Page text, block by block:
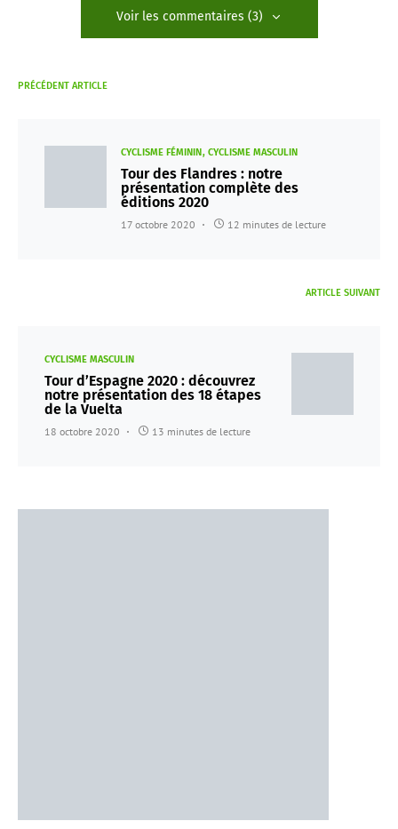
Voir les commentaires (3)
PRÉCÉDENT ARTICLE
CYCLISME FÉMININ CYCLISME MASCULIN
Tour des Flandres : notre
présentation complète des
éditions 2020
17 octobre 2020 12 minutes de lecture
ARTICLE SUIVANT
CYCLISME MASCULIN
Tour d’Espagne 2020 : découvrez
notre présentation des 18 étapes
de la Vuelta
18 octobre 2020 13 minutes de lecture